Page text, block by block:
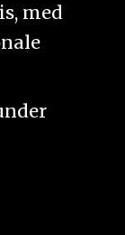
med